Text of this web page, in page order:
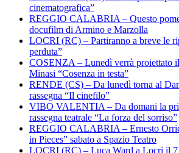
cinematografica”
REGGIO CALABRIA – Questo
docufilm di Armino e Marzolla
LOCRI (RC) – Partiranno a breve le
perduta”
COSENZA – Lunedì verrà proiettato
Minasi “Cosenza in testa”
RENDE (CS) – Da lunedì torna al
rassegna “Il cinefilo”
VIBO VALENTIA – Da domani la
rassegna teatrale “La forza del sorriso”
REGGIO CALABRIA – Ernesto
in Pieces” sabato a Spazio Teatro
LOCRI (RC) – Luca Ward a Locri il 7